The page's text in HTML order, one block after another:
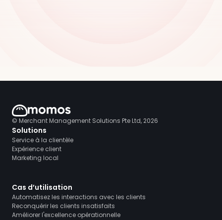
© Merchant Management Solutions Pte Ltd, 2026
Solutions
Service à la clientèle
Expérience client
Marketing local
Cas d’utilisation
Automatisez les interactions avec les clients
Reconquérir les clients insatisfaits
Améliorer l'excellence opérationnelle